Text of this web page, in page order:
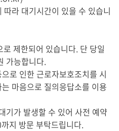
라 대기시간이 있을 수 있습니
제한되어 있습니다. 단 당일
가능합니다.
로 인한 근로자보호조치를 시
마음으로 질의응답소를 이용
기가 발생할 수 있어 사전 예약
지 방문 부탁드립니다.